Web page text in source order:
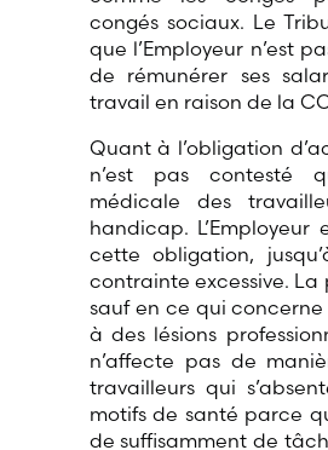
congés sociaux. Le
que l’Employeur n’est
de rémunérer ses
travail en raison de la
Quant à l’obligation
n’est pas contesté
médicale des
handicap.
cette obligation,
contrainte excessive. La
sauf en ce qui concerne
à des lésions
n’affecte pas de
travailleurs qui
motifs de santé parce
de suffisamment de